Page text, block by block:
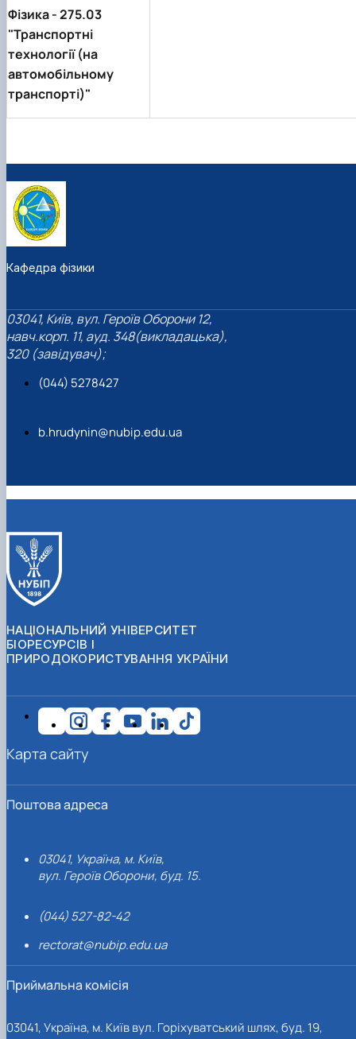
Фізика -275.03
"Транспортні
технології (на
автомобільному
транспорті)"
Кафедра фізики
03041, Київ, вул. Героїв Оборони 12,
навч.корп. 11, ауд. 348(викладацька),
320 (завідувач);
(044) 5278427
b.hrudynin@nubip.edu.ua
НАЦІОНАЛЬНИЙ УНІВЕРСИТЕТ
БІОРЕСУРСІВ І
ПРИРОДОКОРИСТУВАННЯ УКРАЇНИ
Поштова адреса
03041, Україна, м. Київ,
вул. Героїв Оборони, буд. 15.
(044) 527-82-42
rectorat@nubip.edu.ua
Приймальна комісія
03041, Україна, м. Київ вул. Горіхуватський шлях, буд. 19,
Карта сайту